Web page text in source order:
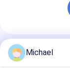
ProduitsMichael